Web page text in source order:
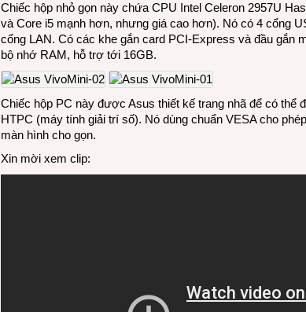
Chiếc hộp nhỏ gọn này chứa CPU Intel Celeron 2957U
và Core i5 mạnh hơn, nhưng giá cao hơn). Nó có 4 cổng
cổng LAN. Có các khe gắn card PCI-Express và đầu gắn
bộ nhớ RAM, hỗ trợ tới 16GB.
Chiếc hộp PC này được Asus thiết kế trang nhã để có thể
HTPC (máy tính giải trí số). Nó dùng chuẩn VESA cho
màn hình cho gọn.
Xin mời xem clip: